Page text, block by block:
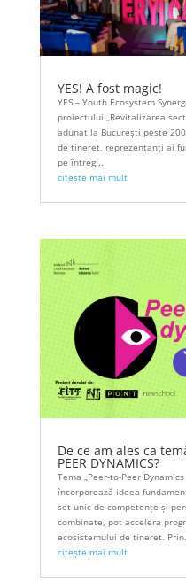
YES! A fost magic!
YES – Youth Ecosystem
proiectului „Revitalizarea
adunat la București peste
de tineret, reprezentanți ai
pe întreg...
citește mai mult
De ce am ales ca
PEER DYNAMICS?
Tema „Peer-to-Peer
încorporează ideea
set unic de competențe și
combinate, pot accelera
ecosistemului de tineret.
citește mai mult